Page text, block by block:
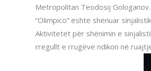
Metropolitan Teodosij
“Olimpico” është shënuar
Aktivitetet për shënimin e
rregullt e rrugëve ndikon në